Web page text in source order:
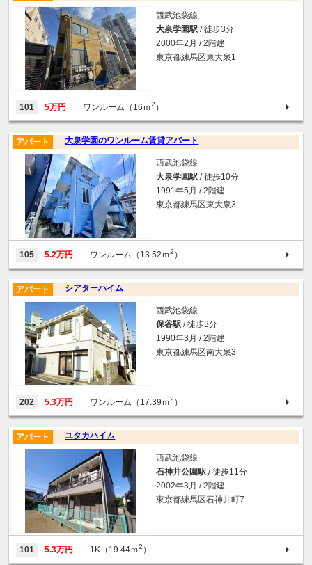
西武池袋線
大泉学園駅 / 徒歩3分
2000年2月 / 2階建
東京都練馬区東大泉1
101 5万円 ワンルーム（16ｍ2 ）
大泉学園のワンルーム賃貸アパート
アパート
西武池袋線
大泉学園駅 / 徒歩10分
1991年5月 / 2階建
東京都練馬区東大泉3
105 5.2万円 ワンルーム（13.52ｍ2 ）
シアターハイム
アパート
西武池袋線
保谷駅 / 徒歩3分
1990年3月 / 2階建
東京都練馬区南大泉3
202 5.3万円 ワンルーム（17.39ｍ2 ）
ユタカハイム
アパート
西武池袋線
石神井公園駅 / 徒歩11分
2002年3月 / 2階建
東京都練馬区石神井町7
101 5.3万円 1K（19.44ｍ2 ）